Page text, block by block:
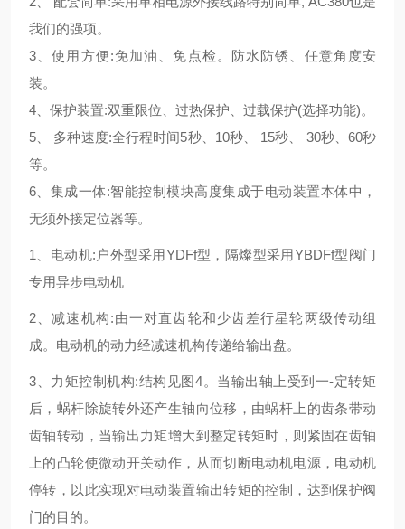
我们的强项。
3、使用方便:免加油、免点检。防水防锈、任意角度安
装。
4、保护装置:双重限位、过热保护、过载保护(选择功能)。
5、 多种速度:全行程时间5秒、10秒、 15秒、 30秒、60秒
等。
6、集成一体:智能控制模块高度集成于电动装置本体中，
无须外接定位器等。
1、电动机:户外型采用YDFf型，隔燦型采用YBDFf型阀门
专用异步电动机
2、减速机构:由一对直齿轮和少齿差行星轮两级传动组
成。电动机的动力经减速机构传递给输出盘。
3、力矩控制机构:结构见图4。当输出轴上受到一-定转矩
后，蜗杆除旋转外还产生轴向位移，由蜗杆上的齿条带动
齿轴转动，当输出力矩增大到整定转矩时，则紧固在齿轴
上的凸轮使微动开关动作，从而切断电动机电源，电动机
停转，以此实现对电动装置输出转矩的控制，达到保护阀
门的目的。